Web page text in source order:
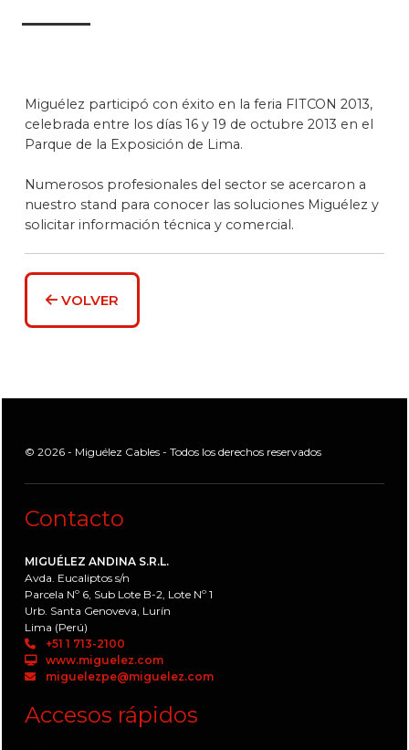
Miguélez participó con éxito en la feria FITCON 2013,
celebrada entre los días 16 y 19 de octubre 2013 en el
Parque de la Exposición de Lima.
Numerosos profesionales del sector se acercaron a
nuestro stand para conocer las soluciones Miguélez y
solicitar información técnica y comercial.
VOLVER
© 2026 - Miguélez Cables - Todos los derechos reservados
Contacto
MIGUÉLEZ ANDINA S.R.L.
Avda. Eucaliptos s/n
Parcela Nº 6, Sub Lote B-2, Lote Nº 1
Urb. Santa Genoveva, Lurín
Lima (Perú)
+51 1 713-2100
www.miguelez.com
miguelezpe@miguelez.com
Accesos rápidos